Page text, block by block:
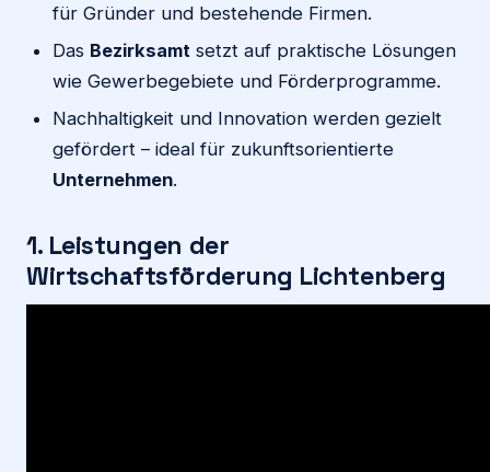
für Gründer und bestehende Firmen.
Das Bezirksamt setzt auf praktische Lösungen
wie Gewerbegebiete und Förderprogramme.
Nachhaltigkeit und Innovation werden gezielt
gefördert – ideal für zukunftsorientierte
Unternehmen.
1. Leistungen der
Wirtschaftsförderung Lichtenberg